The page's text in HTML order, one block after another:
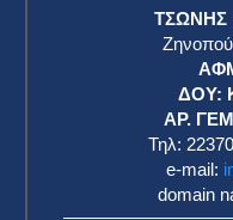
ΤΣΩΝΗΣ
ΔΟΥ:
ΑΡ.
Τηλ:
e-mail:
domain